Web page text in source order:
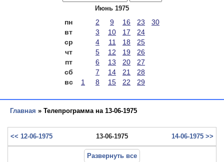
Июнь 1975
пн 2 9 16 23
30
вт
3 10 17
24
ср
4 11 18
25
чт
5 12 19
26
пт
6 13 20
27
сб
7 14 21
28
вс
1 8 15 22 29
Главная » Телепрограмма на 13-06-1975
<< 12-06-1975 13-06-1975 14-06-1975 >>
Развернуть все